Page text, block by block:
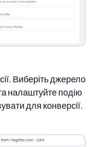
Виберіть джерело
налаштуйте подію
для конверсії.